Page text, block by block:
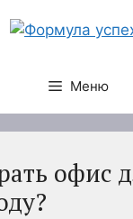
Меню
офис